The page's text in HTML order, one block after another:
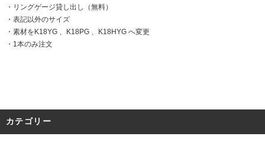
・リングゲージ貸し出し（無料）
・表記以外のサイズ
・素材をK18YG 、K18PG 、K18HYG へ変更
・1本のみ注文
カテゴリー